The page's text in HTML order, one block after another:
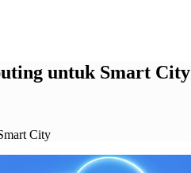
untuk Smart City
City